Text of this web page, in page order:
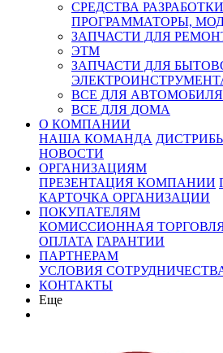
СРЕДСТВА
ПРОГРАММАТОРЫ,
ЗАПЧАСТИ ДЛЯ
ЭТМ
ЗАПЧАСТИ ДЛЯ
ВСЕ ДЛЯ АВТОМОБИЛЯ
ВСЕ ДЛЯ ДОМА
О КОМПАНИИ
НАША КОМАНДА
НОВОСТИ
ОРГАНИЗАЦИЯМ
ПРЕЗЕНТАЦИЯ КОМПАНИИ
КАРТОЧКА ОРГАНИЗАЦИИ
ПОКУПАТЕЛЯМ
КОМИССИОННАЯ
ОПЛАТА ГАРАНТИИ
ПАРТНЕРАМ
УСЛОВИЯ
КОНТАКТЫ
Еще